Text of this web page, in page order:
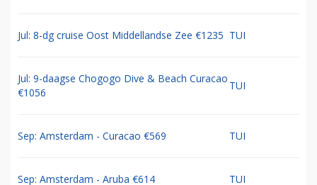
Jul: 8-dg cruise Oost Middellandse Zee €1235 TUI
Jul: 9-daagse Chogogo Dive & Beach Curacao
€1056
TUI
Sep: Amsterdam - Curacao €569 TUI
Sep: Amsterdam - Aruba €614 TUI